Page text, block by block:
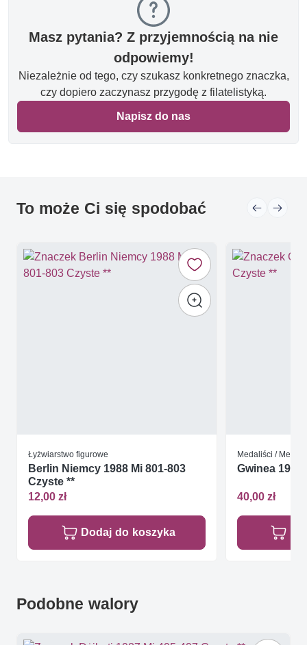
Masz pytania? Z przyjemnością na nie
odpowiemy!
Niezależnie od tego, czy szukasz konkretnego znaczka,
czy dopiero zaczynasz przygodę z filatelistyką.
Napisz do nas
To może Ci się spodobać
Łyżwiarstwo figurowe
Berlin Niemcy 1988 Mi 801-803
Czyste **
12,00 zł
Dodaj do koszyka
Medaliści / Medale
Gwinea 1988
40,00 zł
Podobne walory